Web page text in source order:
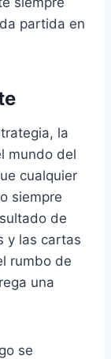
partida en
la
mundo del
cualquier
siempre
de
y las cartas
rumbo de
una
se